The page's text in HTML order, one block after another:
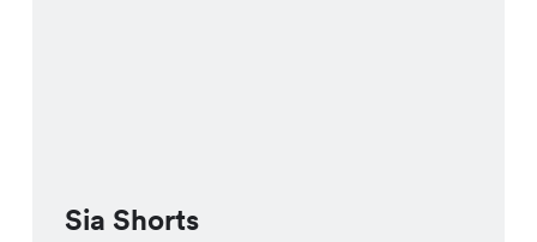
Sia Shorts